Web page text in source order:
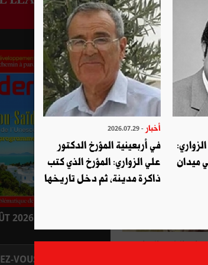
كمشرفة على إدارة التلفزة الوطنية
2026 : EN KIOSQUE
VOUS
ميدان
أخبار - 2026.07.29
في أربعينية المؤرخ الدكتور
علي الزواري: المؤرخ الذي كتب
ذاكرة مدينة، ثم دخل تاريخها